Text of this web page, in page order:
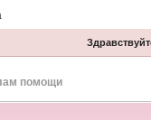
помощи